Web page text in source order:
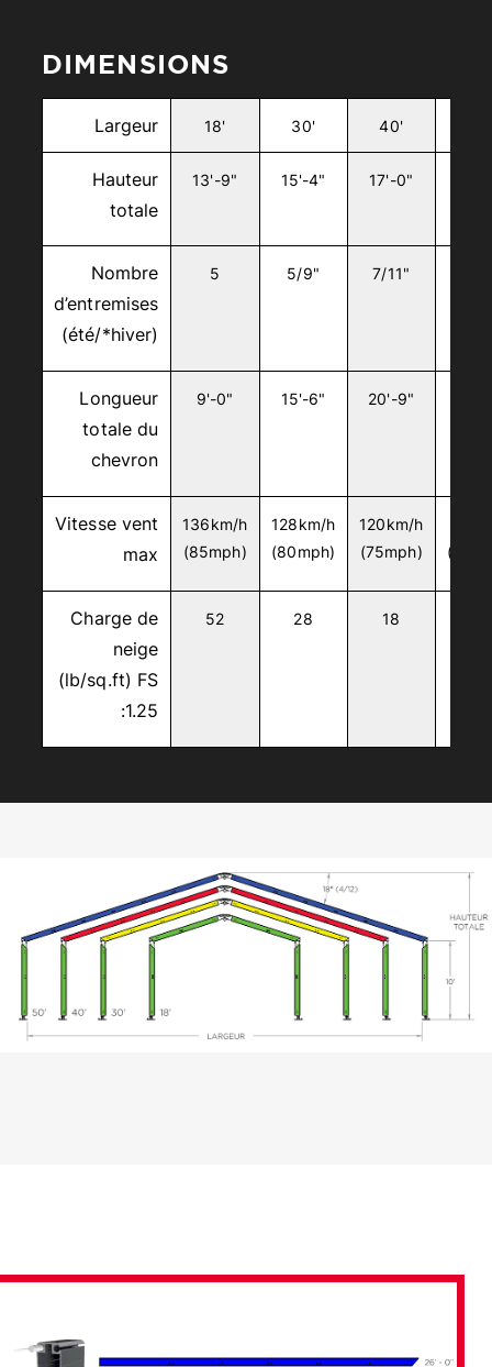
DIMENSIONS
Largeur 18' 30' 40'
Hauteur
totale
13'-9" 15'-4" 17'-0"
Nombre
d’entremises
(été/*hiver)
5 5/9" 7/11"
Longueur
totale du
chevron
9'-0" 15'-6" 20'-9"
Vitesse vent
max
136km/h
(85mph)
128km/h
(80mph)
120km/h
(75mph)
Charge de
neige
(lb/sq.ft) FS
:1.25
52 28 18